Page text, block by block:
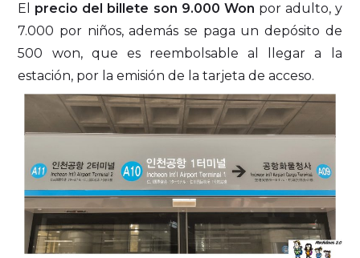
El precio del billete son 9.000 Won por adulto, y
7.000 por niños, además se paga un depósito de
500 won, que es reembolsable al llegar a la
estación, por la emisión de la tarjeta de acceso.